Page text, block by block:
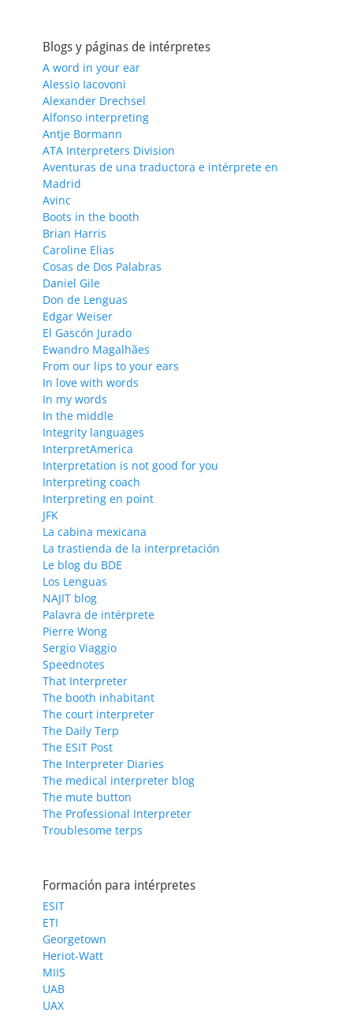
Blogs y páginas de intérpretes
A word in your ear
Alessio Iacovoni
Alexander Drechsel
Alfonso interpreting
Antje Bormann
ATA Interpreters Division
Aventuras de una traductora e intérprete en
Madrid
Avinc
Boots in the booth
Brian Harris
Caroline Elias
Cosas de Dos Palabras
Daniel Gile
Don de Lenguas
Edgar Weiser
El Gascón Jurado
Ewandro Magalhães
From our lips to your ears
In love with words
In my words
In the middle
Integrity languages
InterpretAmerica
Interpretation is not good for you
Interpreting coach
Interpreting en point
JFK
La cabina mexicana
La trastienda de la interpretación
Le blog du BDE
Los Lenguas
NAJIT blog
Palavra de intérprete
Pierre Wong
Sergio Viaggio
Speednotes
That Interpreter
The booth inhabitant
The court interpreter
The Daily Terp
The ESIT Post
The Interpreter Diaries
The medical interpreter blog
The mute button
The Professional Interpreter
Troublesome terps
Formación para intérpretes
ESIT
ETI
Georgetown
Heriot-Watt
MIIS
UAB
UAX